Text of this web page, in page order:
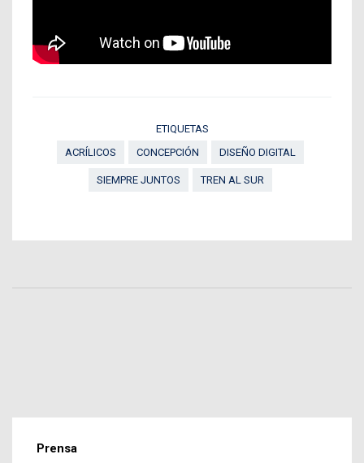
ETIQUETAS
ACRÍLICOS
CONCEPCIÓN DISEÑO DIGITAL
SIEMPRE JUNTOS TREN AL SUR
Prensa